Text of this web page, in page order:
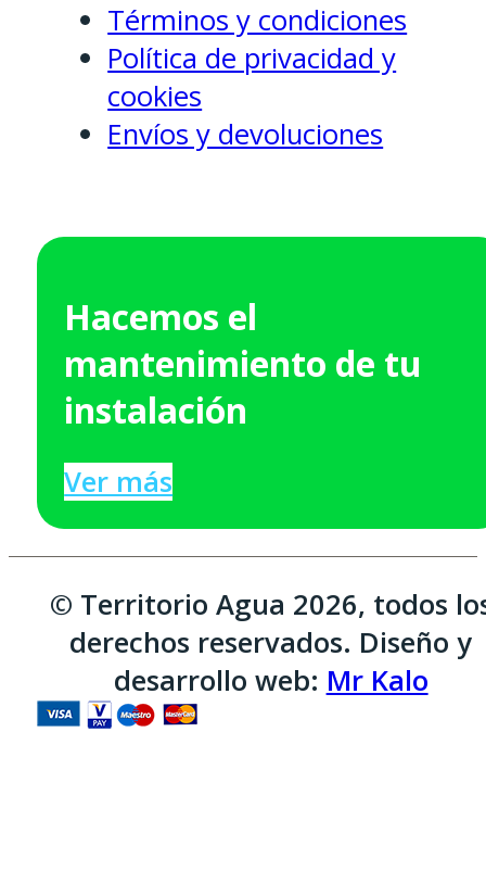
Términos y condiciones
Política de privacidad y
cookies
Envíos y devoluciones
Hacemos el
mantenimiento de tu
instalación
Ver más
© Territorio Agua 2026, todos
derechos reservados. Diseño y
desarrollo web: Mr Kalo